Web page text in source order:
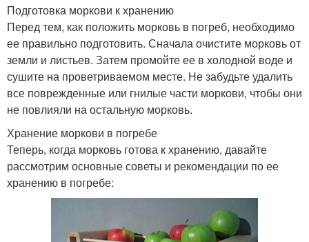
Подготовка моркови к хранению
Перед тем, как положить морковь в погреб, необходимо
ее правильно подготовить. Сначала очистите морковь от
земли и листьев. Затем промойте ее в холодной воде и
сушите на проветриваемом месте. Не забудьте удалить
все поврежденные или гнилые части моркови, чтобы они
не повлияли на остальную морковь.
Хранение моркови в погребе
Теперь, когда морковь готова к хранению, давайте
рассмотрим основные советы и рекомендации по ее
хранению в погребе: